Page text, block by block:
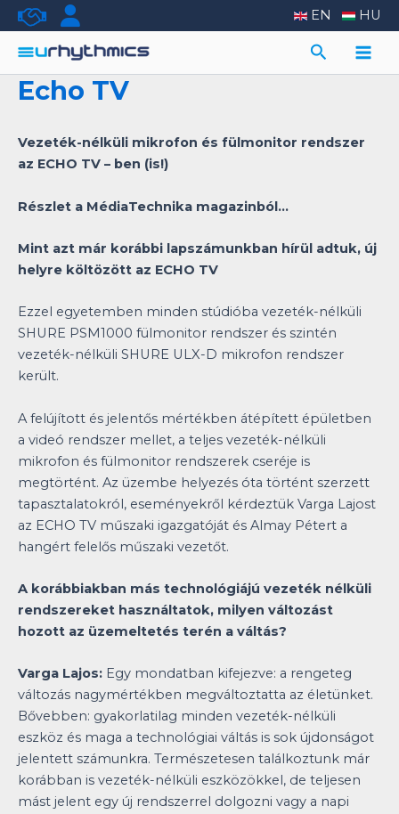
Skip
to
content
EN HU
Search
Echo TV
Vezeték-nélküli mikrofon és fülmonitor rendszer
az ECHO TV – ben (is!)
Részlet a MédiaTechnika magazinból…
Mint azt már korábbi lapszámunkban hírül adtuk, új
helyre költözött az ECHO TV
Ezzel egyetemben minden stúdióba vezeték-nélküli
SHURE PSM1000 fülmonitor rendszer és szintén
vezeték-nélküli SHURE ULX-D mikrofon rendszer
került.
A felújított és jelentős mértékben átépített épületben
a videó rendszer mellet, a teljes vezeték-nélküli
mikrofon és fülmonitor rendszerek cseréje is
megtörtént. Az üzembe helyezés óta történt szerzett
tapasztalatokról, eseményekről kérdeztük Varga Lajost
az ECHO TV műszaki igazgatóját és Almay Pétert a
hangért felelős műszaki vezetőt.
A korábbiakban más technológiájú vezeték nélküli
rendszereket használtatok, milyen változást
hozott az üzemeltetés terén a váltás?
Varga Lajos: Egy mondatban kifejezve: a rengeteg
változás nagymértékben megváltoztatta az életünket.
Bővebben: gyakorlatilag minden vezeték-nélküli
eszköz és maga a technológiai váltás is sok újdonságot
jelentett számunkra. Természetesen találkoztunk már
korábban is vezeték-nélküli eszközökkel, de teljesen
mást jelent egy új rendszerrel dolgozni vagy a napi